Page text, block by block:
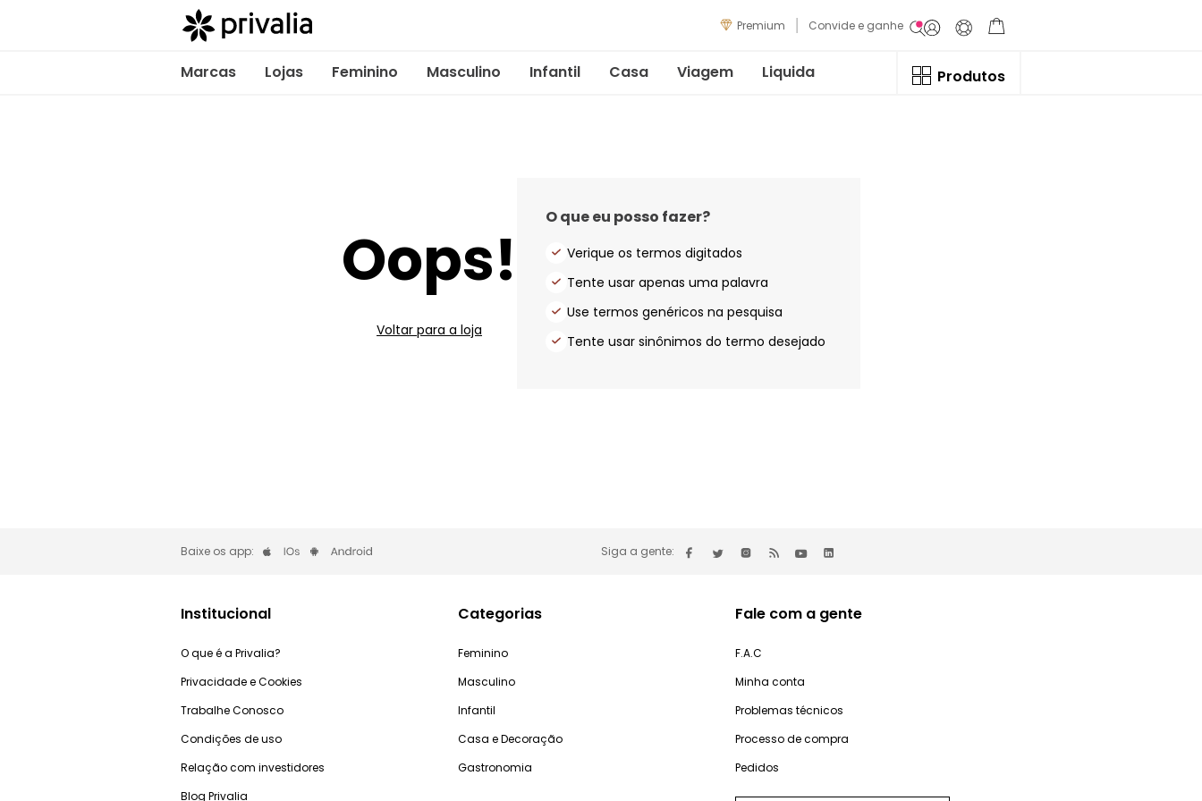
Premium Convide e ganhe
Marcas Lojas Feminino Masculino Infantil Casa Viagem Liquida Produtos
Oops!
Voltar para a loja
O que eu posso fazer?
Verique os termos digitados
Tente usar apenas uma palavra
Use termos genéricos na pesquisa
Tente usar sinônimos do termo desejado
Baixe os app: Siga a gente:
Institucional
O que é a Privalia?
Privacidade e Cookies
Trabalhe Conosco
Condições de uso
Relação com investidores
Blog Privalia
Categorias
Feminino
Masculino
Infantil
Casa e Decoração
Gastronomia
Fale com a gente
F.A.C
Minha conta
Problemas técnicos
Processo de compra
Pedidos